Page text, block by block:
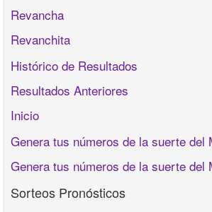
Revancha
Revanchita
Histórico de Resultados
Resultados Anteriores
Inicio
Genera tus números de la suerte del
Genera tus números de la suerte del
Sorteos Pronósticos